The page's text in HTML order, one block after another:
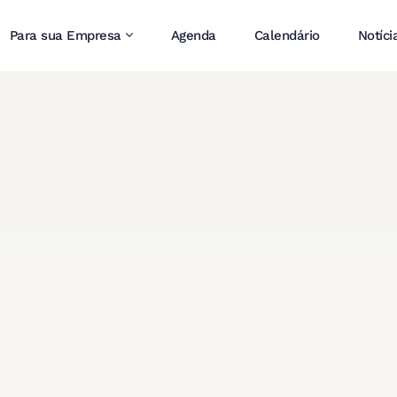
Para sua Empresa Agenda Calendário